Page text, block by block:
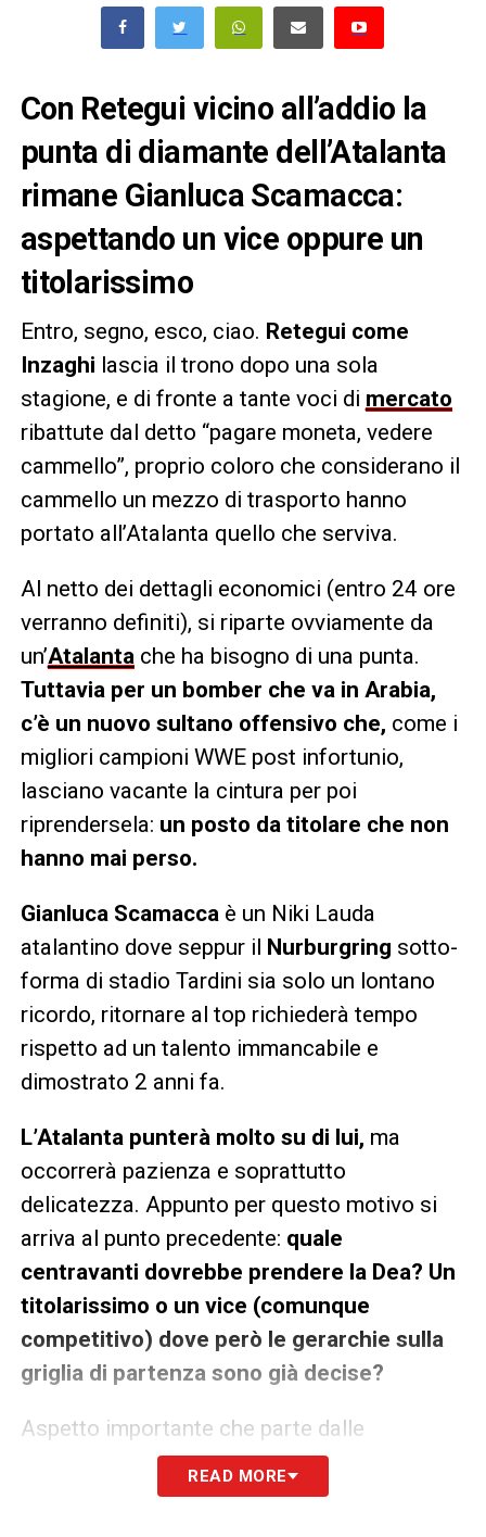
Con Retegui vicino all’addio la
punta di diamante dell’Atalanta
rimane Gianluca Scamacca:
aspettando un vice oppure un
titolarissimo
Entro, segno, esco, ciao. Retegui come
Inzaghi lascia il trono dopo una sola
stagione, e di fronte a tante voci di mercato
ribattute dal detto “pagare moneta, vedere
cammello”, proprio coloro che considerano il
cammello un mezzo di trasporto hanno
portato all’Atalanta quello che serviva.
Al netto dei dettagli economici (entro 24 ore
verranno definiti), si riparte ovviamente da
un’Atalantache ha bisogno di una punta.
Tuttavia per un bomber che va in Arabia,
c’è un nuovo sultano offensivo che, come i
migliori campioni WWE post infortunio,
lasciano vacante la cintura per poi
riprendersela: un posto da titolare che non
hanno mai perso.
Gianluca Scamaccaè un Niki Lauda
atalantino dove seppur il Nurburgring sotto-
forma di stadio Tardini sia solo un lontano
ricordo, ritornare al top richiederà tempo
rispetto ad un talento immancabile e
dimostrato 2 anni fa.
L’Atalanta punterà molto su di lui, ma
occorrerà pazienza e soprattutto
delicatezza. Appunto per questo motivo si
arriva al punto precedente: quale
centravanti dovrebbe prendere la Dea? Un
titolarissimo o un vice (comunque
competitivo) dove però le gerarchie sulla
griglia di partenza sono già decise?
Aspetto importante che parte dalle
Juric su Scamacca
anche che l’Atalanta non badò a spese con
READ MORE